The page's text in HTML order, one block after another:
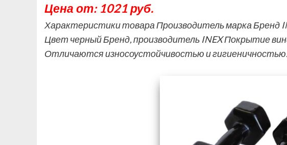
Цена от: 1021 руб.
Характеристики товара Производитель марка Бренд
Цвет черный Бренд, производитель INEX Покрытие
Отличаются износоустойчивостью и